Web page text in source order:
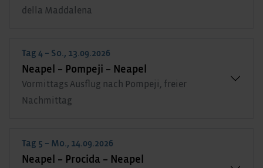
della Maddalena
Tag 4 – So., 13.09.2026
Neapel – Pompeji – Neapel
Vormittags Ausflug nach Pompeji, freier
Nachmittag
Tag 5 – Mo., 14.09.2026
Neapel – Procida – Neapel